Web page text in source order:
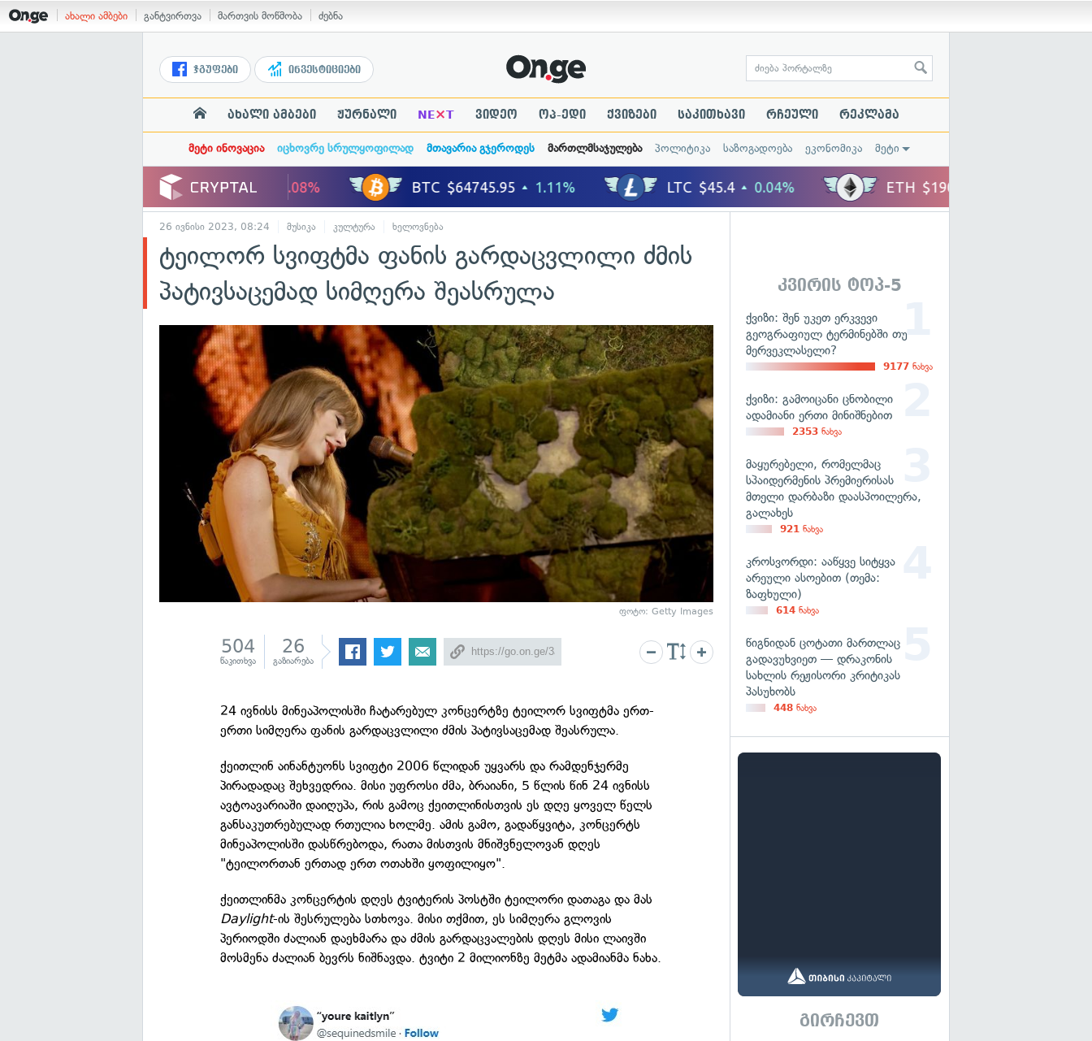
ახალი ამბები განტვირთვა მართვის მოწმობა ძებნა
ჯგუფები ინვესტიციები
ახალი ამბები ჟურნალი NE×T ვიდეო ოპ-ედი ქვიზები საკითხავი რჩეული რეკლამა
მეტი ინოვაცია იცხოვრე სრულყოფილად მთავარია გჯეროდეს მართლმსაჯულება პოლიტიკა საზოგადოება ეკონომიკა მეტი
26 ივნისი 2023, 08:24 მუსიკა კულტურა ხელოვნება
ტეილორ სვიფტმა ფანის გარდაცვლილი ძმის
პატივსაცემად სიმღერა შეასრულა
ფოტო: Getty Images
504
წაკითხვა
26
გაზიარება
24 ივნისს მინეაპოლისში ჩატარებულ კონცერტზე ტეილორ სვიფტმა ერთ-
ერთი სიმღერა ფანის გარდაცვლილი ძმის პატივსაცემად შეასრულა.
ქეითლინ აინანტუონს სვიფტი 2006 წლიდან უყვარს და რამდენჯერმე
პირადადაც შეხვედრია. მისი უფროსი ძმა, ბრაიანი, 5 წლის წინ 24 ივნისს
ავტოავარიაში დაიღუპა, რის გამოც ქეითლინისთვის ეს დღე ყოველ წელს
განსაკუთრებულად რთულია ხოლმე. ამის გამო, გადაწყვიტა, კონცერტს
მინეაპოლისში დასწრებოდა, რათა მისთვის მნიშვნელოვან დღეს
"ტეილორთან ერთად ერთ ოთახში ყოფილიყო".
ქეითლინმა კონცერტის დღეს ტვიტერის პოსტში ტეილორი დათაგა და მას
Daylight-ის შესრულება სთხოვა. მისი თქმით, ეს სიმღერა გლოვის
პერიოდში ძალიან დაეხმარა და ძმის გარდაცვალების დღეს მისი ლაივში
მოსმენა ძალიან ბევრს ნიშნავდა. ტვიტი 2 მილიონზე მეტმა ადამიანმა ნახა.
კვირის ტოპ-5
ქვიზი: შენ უკეთ ერკვევი
გეოგრაფიულ ტერმინებში თუ
მერვეკლასელი?
9177 ნახვა
ქვიზი: გამოიცანი ცნობილი
ადამიანი ერთი მინიშნებით
2353 ნახვა
მაყურებელი, რომელმაც
სპაიდერმენის პრემიერისას
მთელი დარბაზი დაასპოილერა,
გალახეს
921 ნახვა
კროსვორდი: ააწყვე სიტყვა
არეული ასოებით (თემა:
ზაფხული)
614 ნახვა
წიგნიდან ცოტათი მართლაც
გადავუხვიეთ — დრაკონის
სახლის რეჟისორი კრიტიკას
პასუხობს
448 ნახვა
გირჩევთ